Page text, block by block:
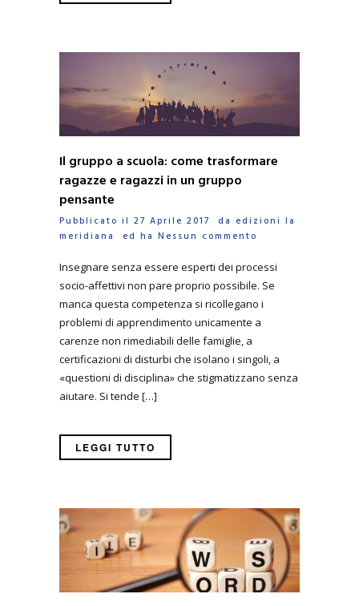
Il gruppo a scuola: come trasformare
ragazze e ragazzi in un gruppo
pensante
Pubblicato il 27 Aprile 2017 da edizioni la
meridiana
ed ha Nessun commento
Insegnare senza essere esperti dei processi
socio-affettivi non pare proprio possibile. Se
manca questa competenza si ricollegano i
problemi di apprendimento unicamente a
carenze non rimediabili delle famiglie, a
certificazioni di disturbi che isolano i singoli, a
«questioni di disciplina» che stigmatizzano senza
aiutare. Si tende […]
LEGGI TUTTO